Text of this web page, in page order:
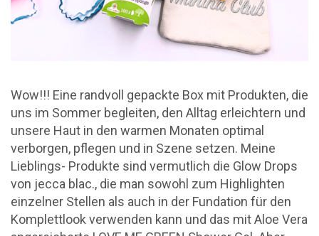
Wow!!! Eine randvoll gepackte Box mit Produkten, die
uns im Sommer begleiten, den Alltag erleichtern und
unsere Haut in den warmen Monaten optimal
verborgen, pflegen und in Szene setzen. Meine
Lieblings- Produkte sind vermutlich die Glow Drops
von jecca blac., die man sowohl zum Highlighten
einzelner Stellen als auch in der Fundation für den
Komplettlook verwenden kann und das mit Aloe Vera